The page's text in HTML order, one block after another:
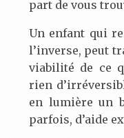
part de vous
Un enfant qui
l’inverse, peut
viabilité de ce
rien
en lumière un
parfois, d’aide